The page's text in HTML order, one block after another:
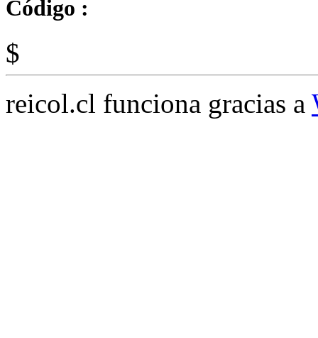
Código :
$
reicol.cl funciona gracias a